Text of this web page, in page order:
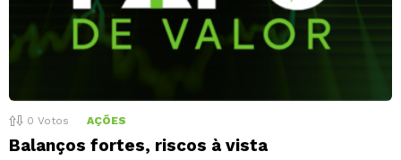
0 Votos AÇÕES
Balanços fortes, riscos à vista